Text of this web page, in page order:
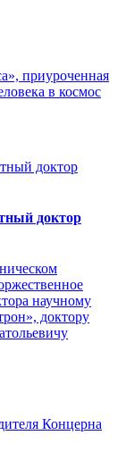
приуроченная
в космос
доктор
научному
доктору